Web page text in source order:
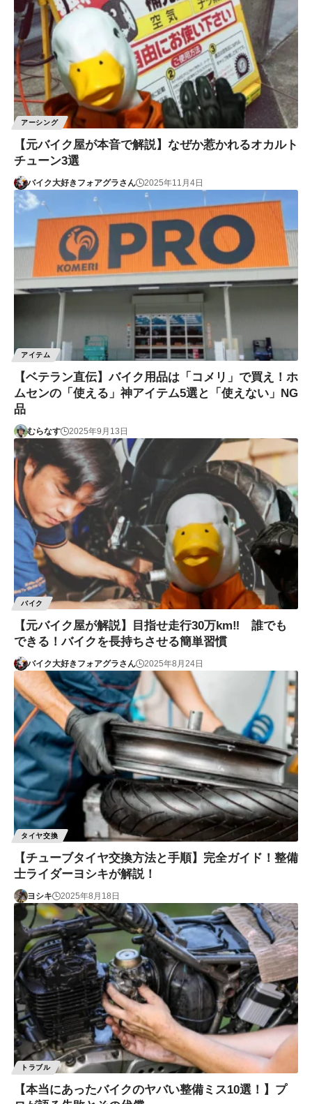
アーシング
【元バイク屋が本音で解説】なぜか惹かれるオカルト
チューン3選
バイク大好きフォアグラさん 2025年11月4日
アイテム
【ベテラン直伝】バイク用品は「コメリ」で買え！ホ
ムセンの「使える」神アイテム5選と「使えない」NG
品
むらなす 2025年9月13日
バイク
【元バイク屋が解説】目指せ走行30万km‼ 誰でも
できる！バイクを長持ちさせる簡単習慣
バイク大好きフォアグラさん 2025年8月24日
タイヤ交換
【チューブタイヤ交換方法と手順】完全ガイド！整備
士ライダーヨシキが解説！
ヨシキ 2025年8月18日
トラブル
【本当にあったバイクのヤバい整備ミス10選！】プ